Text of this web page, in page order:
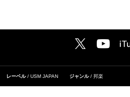
レーベル USM JAPAN ジャンル 邦楽